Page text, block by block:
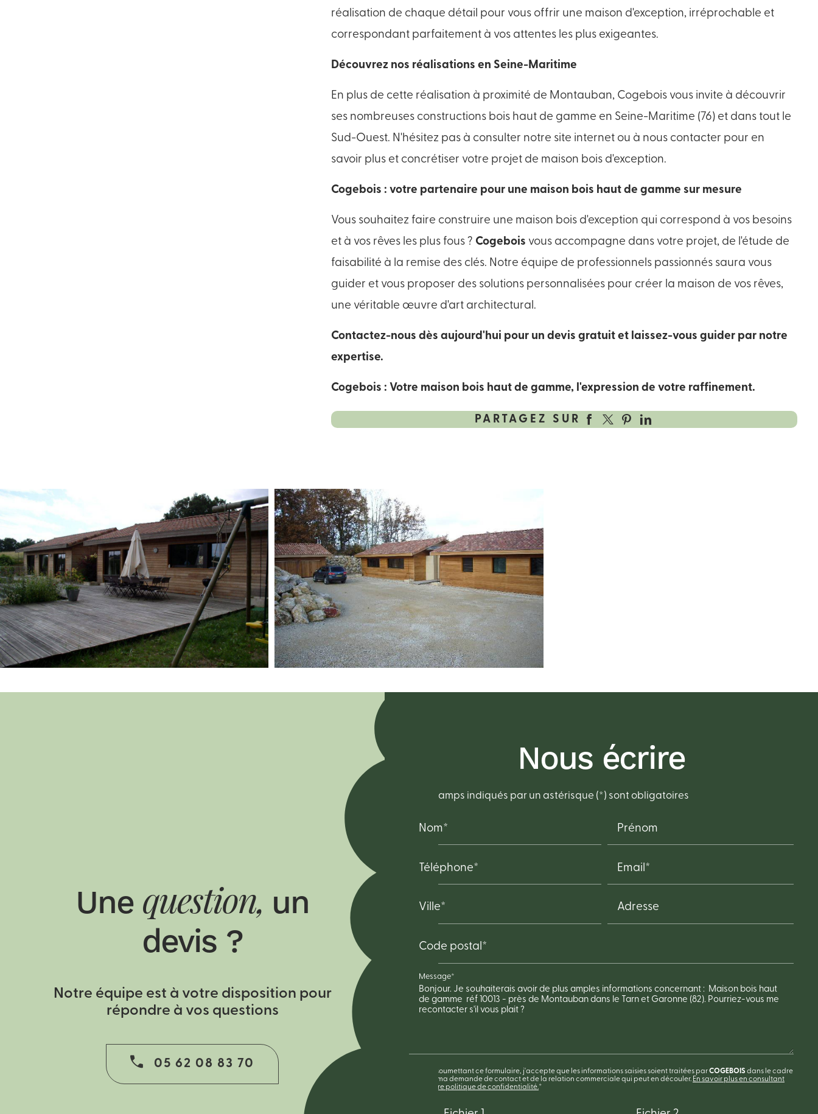
réalisation de chaque détail pour vous offrir une maison d'exception, irréprochable et
correspondant parfaitement à vos attentes les plus exigeantes.
Découvrez nos réalisations en Seine-Maritime
En plus de cette réalisation à proximité de Montauban, Cogebois vous invite à découvrir
ses nombreuses constructions bois haut de gamme en Seine-Maritime (76) et dans tout le
Sud-Ouest. N'hésitez pas à consulter notre site internet ou à nous contacter pour en
savoir plus et concrétiser votre projet de maison bois d'exception.
Cogebois : votre partenaire pour une maison bois haut de gamme sur mesure
Vous souhaitez faire construire une maison bois d'exception qui correspond à vos besoins
et à vos rêves les plus fous ? Cogebois vous accompagne dans votre projet, de l'étude de
faisabilité à la remise des clés. Notre équipe de professionnels passionnés saura vous
guider et vous proposer des solutions personnalisées pour créer la maison de vos rêves,
une véritable œuvre d'art architectural.
Contactez-nous dès aujourd'hui pour un devis gratuit et laissez-vous guider par notre
expertise.
Cogebois : Votre maison bois haut de gamme, l'expression de votre raffinement.
PARTAGEZ SUR
Une question, un
devis ?
Notre équipe est à votre disposition pour
répondre à vos questions
05 62 08 83 70
Nous écrire
Les champs indiqués par un astérisque (*) sont obligatoires
Nom* Prénom
Téléphone* Email*
Ville* Adresse
Code postal*
Message*
En soumettant ce formulaire, j'accepte que les informations saisies soient traitées parCOGEBOIS dans le cadre
de ma demande de contact et de la relation commerciale qui peut en découler. En savoir plus en consultant
notre politique de confidentialité.*